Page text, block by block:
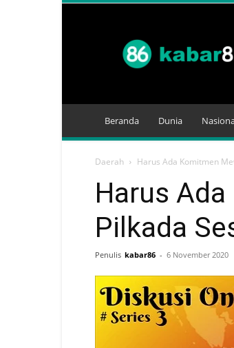
Beranda Dunia
Daerah Harus Ada Komitmen
Harus
Pilkada
Penulis kabar86 - 6 November 2020